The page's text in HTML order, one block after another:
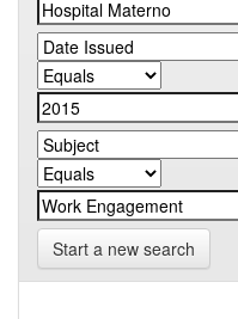
Start a new search